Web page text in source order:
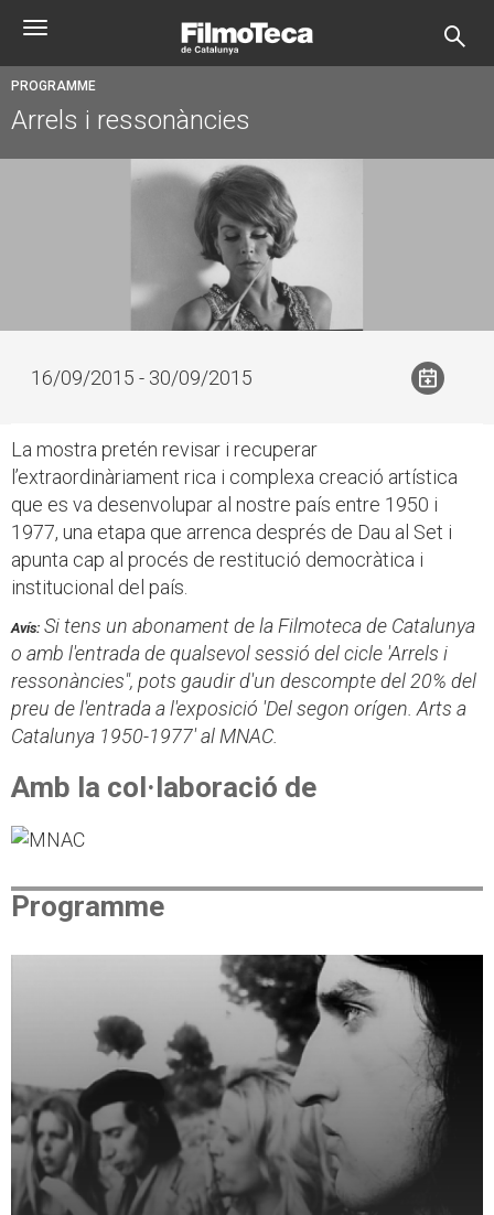
content
Toggle
PROGRAMME
Arrels i ressonàncies
16/09/2015 - 30/09/2015
La mostra pretén revisar i recuperar
l’extraordinàriament rica i complexa creació artística
que es va desenvolupar al nostre país entre 1950 i
1977, una etapa que arrenca després de Dau al Set i
apunta cap al procés de restitució democràtica i
institucional del país.
Avís: Si tens un abonament de la Filmoteca de Catalunya
o amb l'entrada de qualsevol sessió del cicle 'Arrels i
ressonàncies", pots gaudir d'un descompte del 20% del
preu de l'entrada a l'exposició 'Del segon orígen. Arts a
Catalunya 1950-1977' al MNAC.
Amb la col·laboració de
Programme